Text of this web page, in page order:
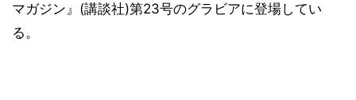
マガジン』(講談社)第23号のグラビアに登場してい
る。